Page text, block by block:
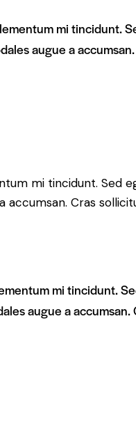
mi tincidunt.
augue a
mi tincidunt. Sed
accumsan. Cras
mi tincidunt.
augue a accumsan.